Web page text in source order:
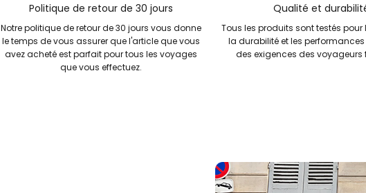
Politique de retour de 30 jours
Notre politique de retour de 30 jours vous donne
le temps de vous assurer que l'article que vous
avez acheté est parfait pour tous les voyages
que vous effectuez.
Qualité et
Tous les produits sont testés pour
la durabilité et les
des exigences des voyageurs